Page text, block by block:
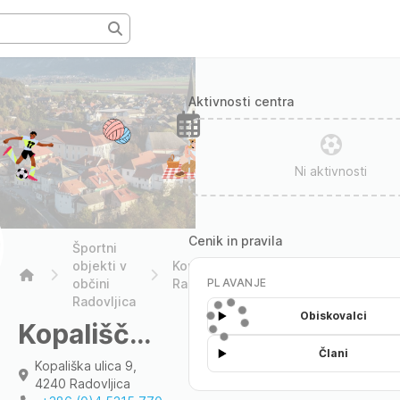
Home
Športni
objekti v
občini
Radovljica
Kopališče
Radovljica
Kopališče Radovljica
Kopališka ulica 9,
4240 Radovljica
DANES
7.
SOB
8. 9.
AVG
10.
Aktivnosti centra
Ni aktivnosti
Cenik in pravila
PLAVANJE
Obiskovalci
Člani